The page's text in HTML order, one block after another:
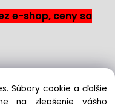
e-shop, ceny sa
na diaľku bez
Súbory cookie a ďalšie